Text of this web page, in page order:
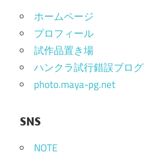
ー
シ
ョ
ン
ホームページ
プロフィール
試作品置き場
ハンクラ試行錯誤ブログ
photo.maya-pg.net
SNS
NOTE